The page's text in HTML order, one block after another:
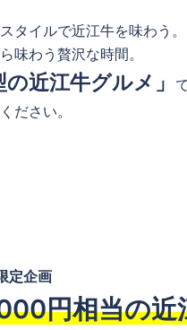
タイルで近江牛を味わう。
味わう贅沢な時間。
近江牛グルメ」
ださい。
定企画
円相当の近